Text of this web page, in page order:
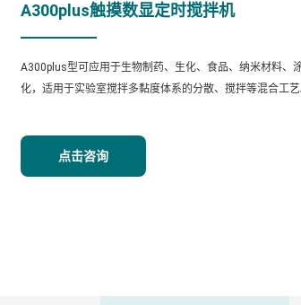
A300plus触摸数显定时搅拌机
A300plus型可应用于生物制药、生化、食品、纳米材料、
化，适用于实验室搅拌多黏度体系的分散、搅拌等混合工艺
点击咨询